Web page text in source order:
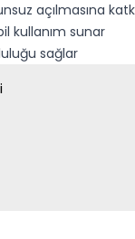
açılmasına
kullanım sunar
sağlar